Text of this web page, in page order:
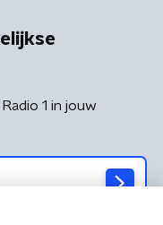
1 in jouw